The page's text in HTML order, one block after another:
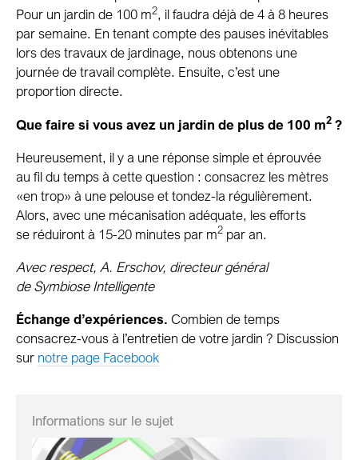
Pour un jardin de 100 m2, il faudra déjà de 4 à 8 heures
par semaine. En tenant compte des pauses inévitables
lors des travaux de jardinage, nous obtenons une
journée de travail complète. Ensuite, c’est une
proportion directe.
Que faire si vous avez un jardin de plus de 100 m2 ?
Heureusement, il y a une réponse simple et éprouvée
au fil du temps à cette question : consacrez les mètres
«en trop» à une pelouse et tondez-la régulièrement.
Alors, avec une mécanisation adéquate, les efforts
se réduiront à 15-20 minutes par m2 par an.
Avec respect, A. Erschov, directeur général
de Symbiose Intelligente
Échange d’expériences. Combien de temps
consacrez-vous à l’entretien de votre jardin ? Discussion
sur notre page Facebook
Informations sur le sujet